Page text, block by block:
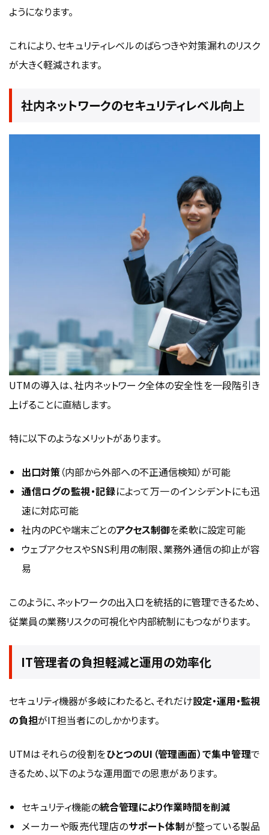
ようになります。
これにより、セキュリティレベルのばらつきや対策漏れのリスク
が大きく軽減されます。
社内ネットワークのセキュリティレベル向上
UTMの導入は、社内ネットワーク全体の安全性を一段階引き
上げることに直結します。
特に以下のようなメリットがあります。
出口対策（内部から外部への不正通信検知）が可能
通信ログの監視・記録によって万一のインシデントにも迅
速に対応可能
社内のPCや端末ごとのアクセス制御を柔軟に設定可能
ウェブアクセスやSNS利用の制限、業務外通信の抑止が容
易
このように、ネットワークの出入口を統括的に管理できるため、
従業員の業務リスクの可視化や内部統制にもつながります。
IT管理者の負担軽減と運用の効率化
セキュリティ機器が多岐にわたると、それだけ設定・運用・監視
の負担がIT担当者にのしかかります。
UTMはそれらの役割をひとつのUI（管理画面）で集中管理で
きるため、以下のような運用面での恩恵があります。
セキュリティ機能の統合管理により作業時間を削減
メーカーや販売代理店のサポート体制が整っている製品